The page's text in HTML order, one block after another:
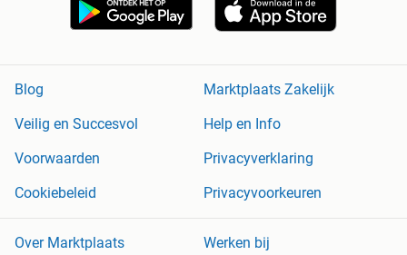
Blog
Marktplaats Zakelijk
Veilig en Succesvol
Help en Info
Voorwaarden
Privacyverklaring
Cookiebeleid
Privacyvoorkeuren
Over Marktplaats Werken bij